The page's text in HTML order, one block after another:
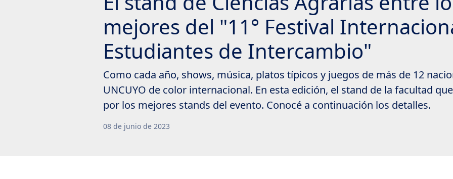
mejores del "11° Festival
Estudiantes de Intercambio"
Como cada año, shows, música, platos típicos y juegos de más de 12
UNCUYO de color internacional. En esta edición, el stand de la facultad
por los mejores stands del evento. Conocé a continuación los detalles.
08 de junio de 2023